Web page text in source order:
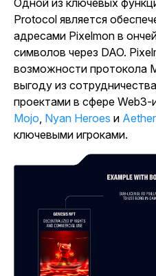
Одной из ключевых
Protocol является
адресами Pixelmon в
символов через DAO.
возможности протокола
выгоду из
проектами в сфере Web3-
Mojo, Nyan Heroes и
ключевыми игроками.